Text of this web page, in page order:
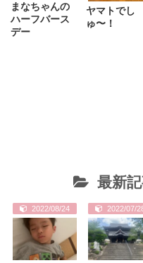
まなちゃんの
ハーフバース
デー
ヤマトでし
ゅ〜！
最新記
2022/08/24 2022/07/